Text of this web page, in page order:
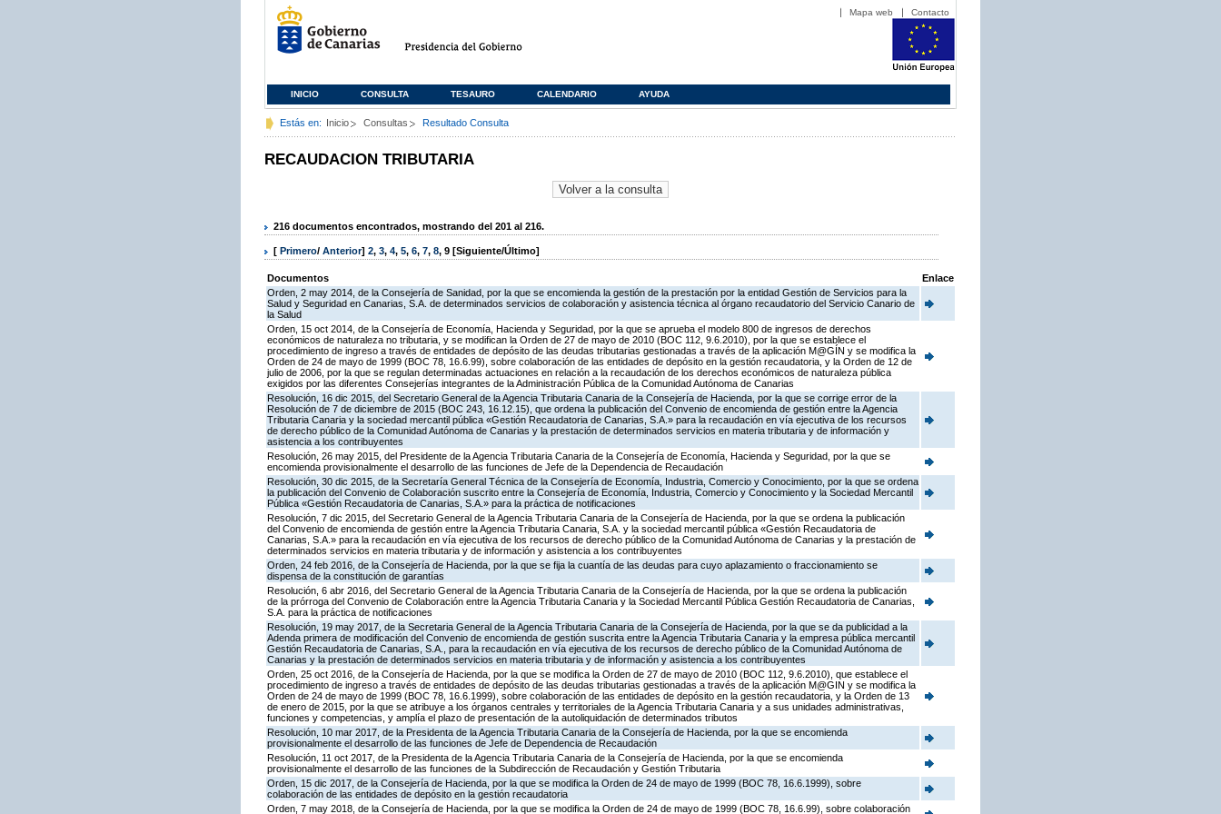
Mapa web Contacto
INICIO CONSULTA TESAURO CALENDARIO AYUDA
Estás en: Inicio Consultas Resultado Consulta
RECAUDACION TRIBUTARIA
216 documentos encontrados, mostrando del 201 al 216.
[ Primero/ Anterior] 2, 3, 4, 5, 6, 7, 8, 9 [Siguiente/Último]
Documentos
Enlace
Orden, 2 may 2014, de la Consejería de Sanidad, por la que se encomienda la gestión de la prestación por la entidad Gestión de Servicios para la
Salud y Seguridad en Canarias, S.A. de determinados servicios de colaboración y asistencia técnica al órgano recaudatorio del Servicio Canario de
la Salud
Orden, 15 oct 2014, de la Consejería de Economía, Hacienda y Seguridad, por la que se aprueba el modelo 800 de ingresos de derechos
económicos de naturaleza no tributaria, y se modifican la Orden de 27 de mayo de 2010 (BOC 112, 9.6.2010), por la que se establece el
procedimiento de ingreso a través de entidades de depósito de las deudas tributarias gestionadas a través de la aplicación M@GÍN y se modifica la
Orden de 24 de mayo de 1999 (BOC 78, 16.6.99), sobre colaboración de las entidades de depósito en la gestión recaudatoria, y la Orden de 12 de
julio de 2006, por la que se regulan determinadas actuaciones en relación a la recaudación de los derechos económicos de naturaleza pública
exigidos por las diferentes Consejerías integrantes de la Administración Pública de la Comunidad Autónoma de Canarias
Resolución, 16 dic 2015, del Secretario General de la Agencia Tributaria Canaria de la Consejería de Hacienda, por la que se corrige error de la
Resolución de 7 de diciembre de 2015 (BOC 243, 16.12.15), que ordena la publicación del Convenio de encomienda de gestión entre la Agencia
Tributaria Canaria y la sociedad mercantil pública «Gestión Recaudatoria de Canarias, S.A.» para la recaudación en vía ejecutiva de los recursos
de derecho público de la Comunidad Autónoma de Canarias y la prestación de determinados servicios en materia tributaria y de información y
asistencia a los contribuyentes
Resolución, 26 may 2015, del Presidente de la Agencia Tributaria Canaria de la Consejería de Economía, Hacienda y Seguridad, por la que se
encomienda provisionalmente el desarrollo de las funciones de Jefe de la Dependencia de Recaudación
Resolución, 30 dic 2015, de la Secretaría General Técnica de la Consejería de Economía, Industria, Comercio y Conocimiento, por la que se ordena
la publicación del Convenio de Colaboración suscrito entre la Consejería de Economía, Industria, Comercio y Conocimiento y la Sociedad Mercantil
Pública «Gestión Recaudatoria de Canarias, S.A.» para la práctica de notificaciones
Resolución, 7 dic 2015, del Secretario General de la Agencia Tributaria Canaria de la Consejería de Hacienda, por la que se ordena la publicación
del Convenio de encomienda de gestión entre la Agencia Tributaria Canaria, S.A. y la sociedad mercantil pública «Gestión Recaudatoria de
Canarias, S.A.» para la recaudación en vía ejecutiva de los recursos de derecho público de la Comunidad Autónoma de Canarias y la prestación de
determinados servicios en materia tributaria y de información y asistencia a los contribuyentes
Orden, 24 feb 2016, de la Consejería de Hacienda, por la que se fija la cuantía de las deudas para cuyo aplazamiento o fraccionamiento se
dispensa de la constitución de garantías
Resolución, 6 abr 2016, del Secretario General de la Agencia Tributaria Canaria de la Consejería de Hacienda, por la que se ordena la publicación
de la prórroga del Convenio de Colaboración entre la Agencia Tributaria Canaria y la Sociedad Mercantil Pública Gestión Recaudatoria de Canarias,
S.A. para la práctica de notificaciones
Resolución, 19 may 2017, de la Secretaria General de la Agencia Tributaria Canaria de la Consejería de Hacienda, por la que se da publicidad a la
Adenda primera de modificación del Convenio de encomienda de gestión suscrita entre la Agencia Tributaria Canaria y la empresa pública mercantil
Gestión Recaudatoria de Canarias, S.A., para la recaudación en vía ejecutiva de los recursos de derecho público de la Comunidad Autónoma de
Canarias y la prestación de determinados servicios en materia tributaria y de información y asistencia a los contribuyentes
Orden, 25 oct 2016, de la Consejería de Hacienda, por la que se modifica la Orden de 27 de mayo de 2010 (BOC 112, 9.6.2010), que establece el
procedimiento de ingreso a través de entidades de depósito de las deudas tributarias gestionadas a través de la aplicación M@GIN y se modifica la
Orden de 24 de mayo de 1999 (BOC 78, 16.6.1999), sobre colaboración de las entidades de depósito en la gestión recaudatoria, y la Orden de 13
de enero de 2015, por la que se atribuye a los órganos centrales y territoriales de la Agencia Tributaria Canaria y a sus unidades administrativas,
funciones y competencias, y amplía el plazo de presentación de la autoliquidación de determinados tributos
Resolución, 10 mar 2017, de la Presidenta de la Agencia Tributaria Canaria de la Consejería de Hacienda, por la que se encomienda
provisionalmente el desarrollo de las funciones de Jefe de Dependencia de Recaudación
Resolución, 11 oct 2017, de la Presidenta de la Agencia Tributaria Canaria de la Consejería de Hacienda, por la que se encomienda
provisionalmente el desarrollo de las funciones de la Subdirección de Recaudación y Gestión Tributaria
Orden, 15 dic 2017, de la Consejería de Hacienda, por la que se modifica la Orden de 24 de mayo de 1999 (BOC 78, 16.6.1999), sobre
colaboración de las entidades de depósito en la gestión recaudatoria
Orden, 7 may 2018, de la Consejería de Hacienda, por la que se modifica la Orden de 24 de mayo de 1999 (BOC 78, 16.6.99), sobre colaboración